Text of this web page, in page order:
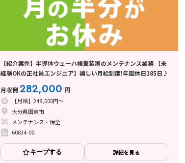
【紹介案件】半導体ウェーハ検査装置のメンテナンス業務 【未
経験OKの正社員エンジニア】嬉しい月給制度!年間休日185日♪
月収例282,000 円
【月給】248,000円～
大分県国東市
メンテナンス・保全
60834-00
キープする 詳細を見る